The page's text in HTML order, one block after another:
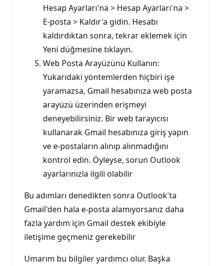
Hesap Ayarları'na > Hesap Ayarları'na >
E-posta > Kaldır'a gidin. Hesabı
kaldırdıktan sonra, tekrar eklemek için
Yeni düğmesine tıklayın.
Web Posta Arayüzünü Kullanın:
Yukarıdaki yöntemlerden hiçbiri işe
yaramazsa, Gmail hesabınıza web posta
arayüzü üzerinden erişmeyi
deneyebilirsiniz. Bir web tarayıcısı
kullanarak Gmail hesabınıza giriş yapın
ve e-postaların alınıp alınmadığını
kontrol edin. Öyleyse, sorun Outlook
ayarlarınızla ilgili olabilir
Bu adımları denedikten sonra Outlook'ta
Gmail'den hala e-posta alamıyorsanız daha
fazla yardım için Gmail destek ekibiyle
iletişime geçmeniz gerekebilir
Umarım bu bilgiler yardımcı olur. Başka